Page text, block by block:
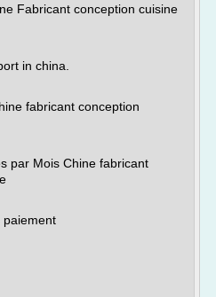
Fabricant conception cuisine
in china.
fabricant conception
par Mois Chine fabricant
paiement